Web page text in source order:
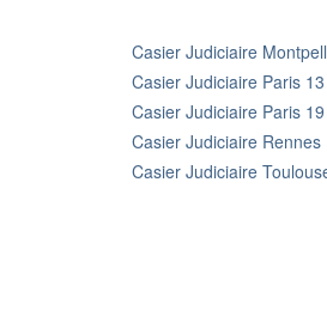
Casier Judiciaire
Casier Judiciaire Paris
Casier Judiciaire Paris
Casier Judiciaire Rennes
Casier Judiciaire